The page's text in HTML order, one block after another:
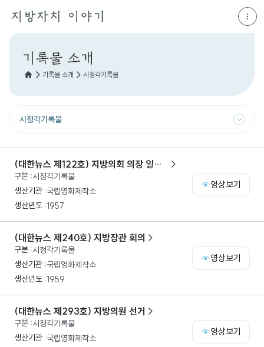
기록물 소개 시청각기록물
시청각기록물
시청각기록물
(대한뉴스 제122호) 지방의회 의장 일행
일선 시찰
국립영화제작소
1957
영상보기
시청각기록물
(대한뉴스 제240호) 지방장관 회의
국립영화제작소
1959
영상보기
시청각기록물
(대한뉴스 제293호) 지방의원 선거
국립영화제작소
영상보기